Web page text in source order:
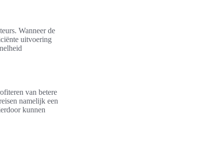
Wanneer de
uitvoering
van betere
namelijk een
kunnen